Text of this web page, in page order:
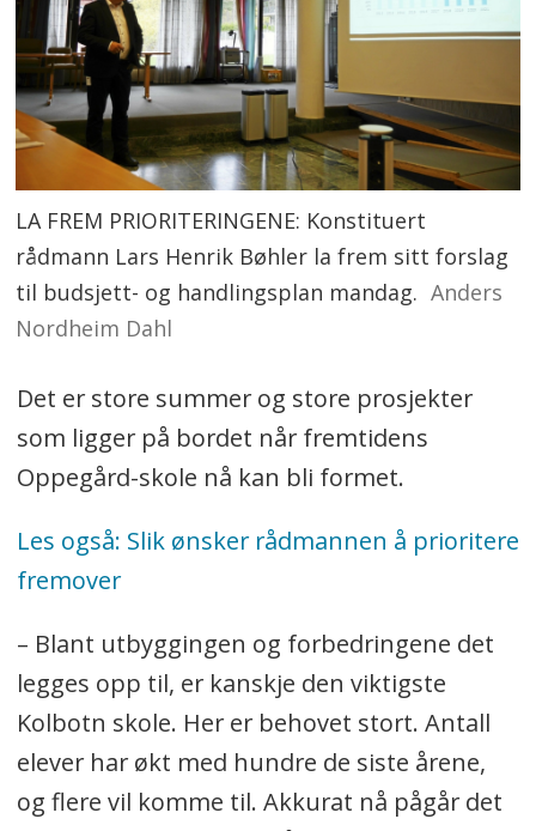
LA FREM PRIORITERINGENE: Konstituert
rådmann Lars Henrik Bøhler la frem sitt forslag
til budsjett- og handlingsplan mandag. Anders
Nordheim Dahl
Det er store summer og store prosjekter
som ligger på bordet når fremtidens
Oppegård-skole nå kan bli formet.
Les også: Slik ønsker rådmannen å prioritere
fremover
– Blant utbyggingen og forbedringene det
legges opp til, er kanskje den viktigste
Kolbotn skole. Her er behovet stort. Antall
elever har økt med hundre de siste årene,
og flere vil komme til. Akkurat nå pågår det